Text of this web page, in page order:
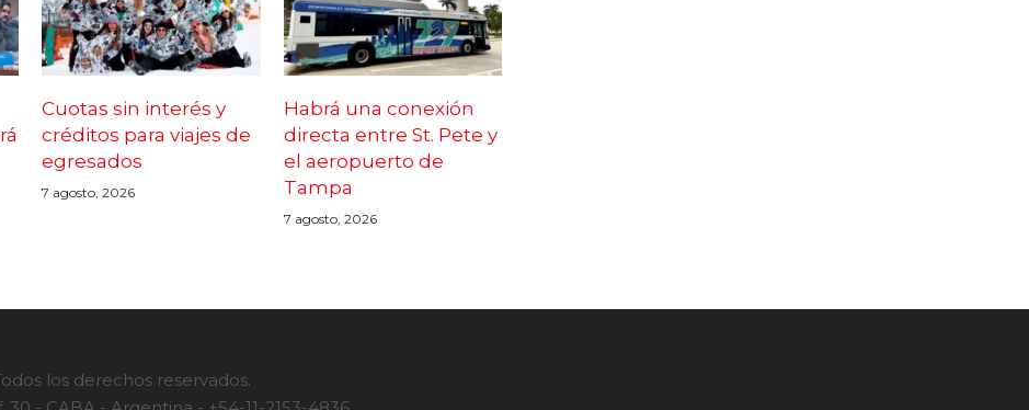
Cuotas sin interés y
créditos para viajes de
egresados
7 agosto, 2026
Habrá una conexión
directa entre St. Pete y
el aeropuerto de
Tampa
7 agosto, 2026
los derechos reservados.